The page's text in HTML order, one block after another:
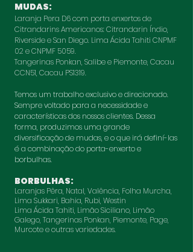
MUDAS:
Laranja Pera D6 com porta enxertos de
Citrandarins Americanos: Citrandarin Índio,
Riverside e San Diego. Lima Ácida Tahiti CNPMF
02 e CNPMF 5059.
Tangerinas Ponkan, Salibe e Piemonte, Cacau
CCN51, Cacau PS1319.
Temos um trabalho exclusivo e direcionado.
Sempre voltado para a necessidade e
características dos nossos clientes. Dessa
forma, produzimos uma grande
diversificação de mudas, e o que irá definí-las
é a combinação do porta-enxerto e
borbulhas.
BORBULHAS:
Laranjas Pêra, Natal, Valência, Folha Murcha,
Lima Sukkari, Bahia, Rubi, Westin
Lima Ácida Tahiti, Limão Siciliano, Limão
Galego, Tangerinas Ponkan, Piemonte, Page,
Murcote e outras variedades.